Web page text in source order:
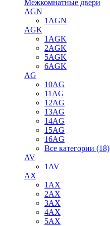
Межкомнатные двери
AGN
1AGN
AGK
1AGK
2AGK
5AGK
6AGK
AG
10AG
11AG
12AG
13AG
14AG
15AG
16AG
Все категории (18)
AV
1AV
AX
1AX
2AX
3AX
4AX
5AX